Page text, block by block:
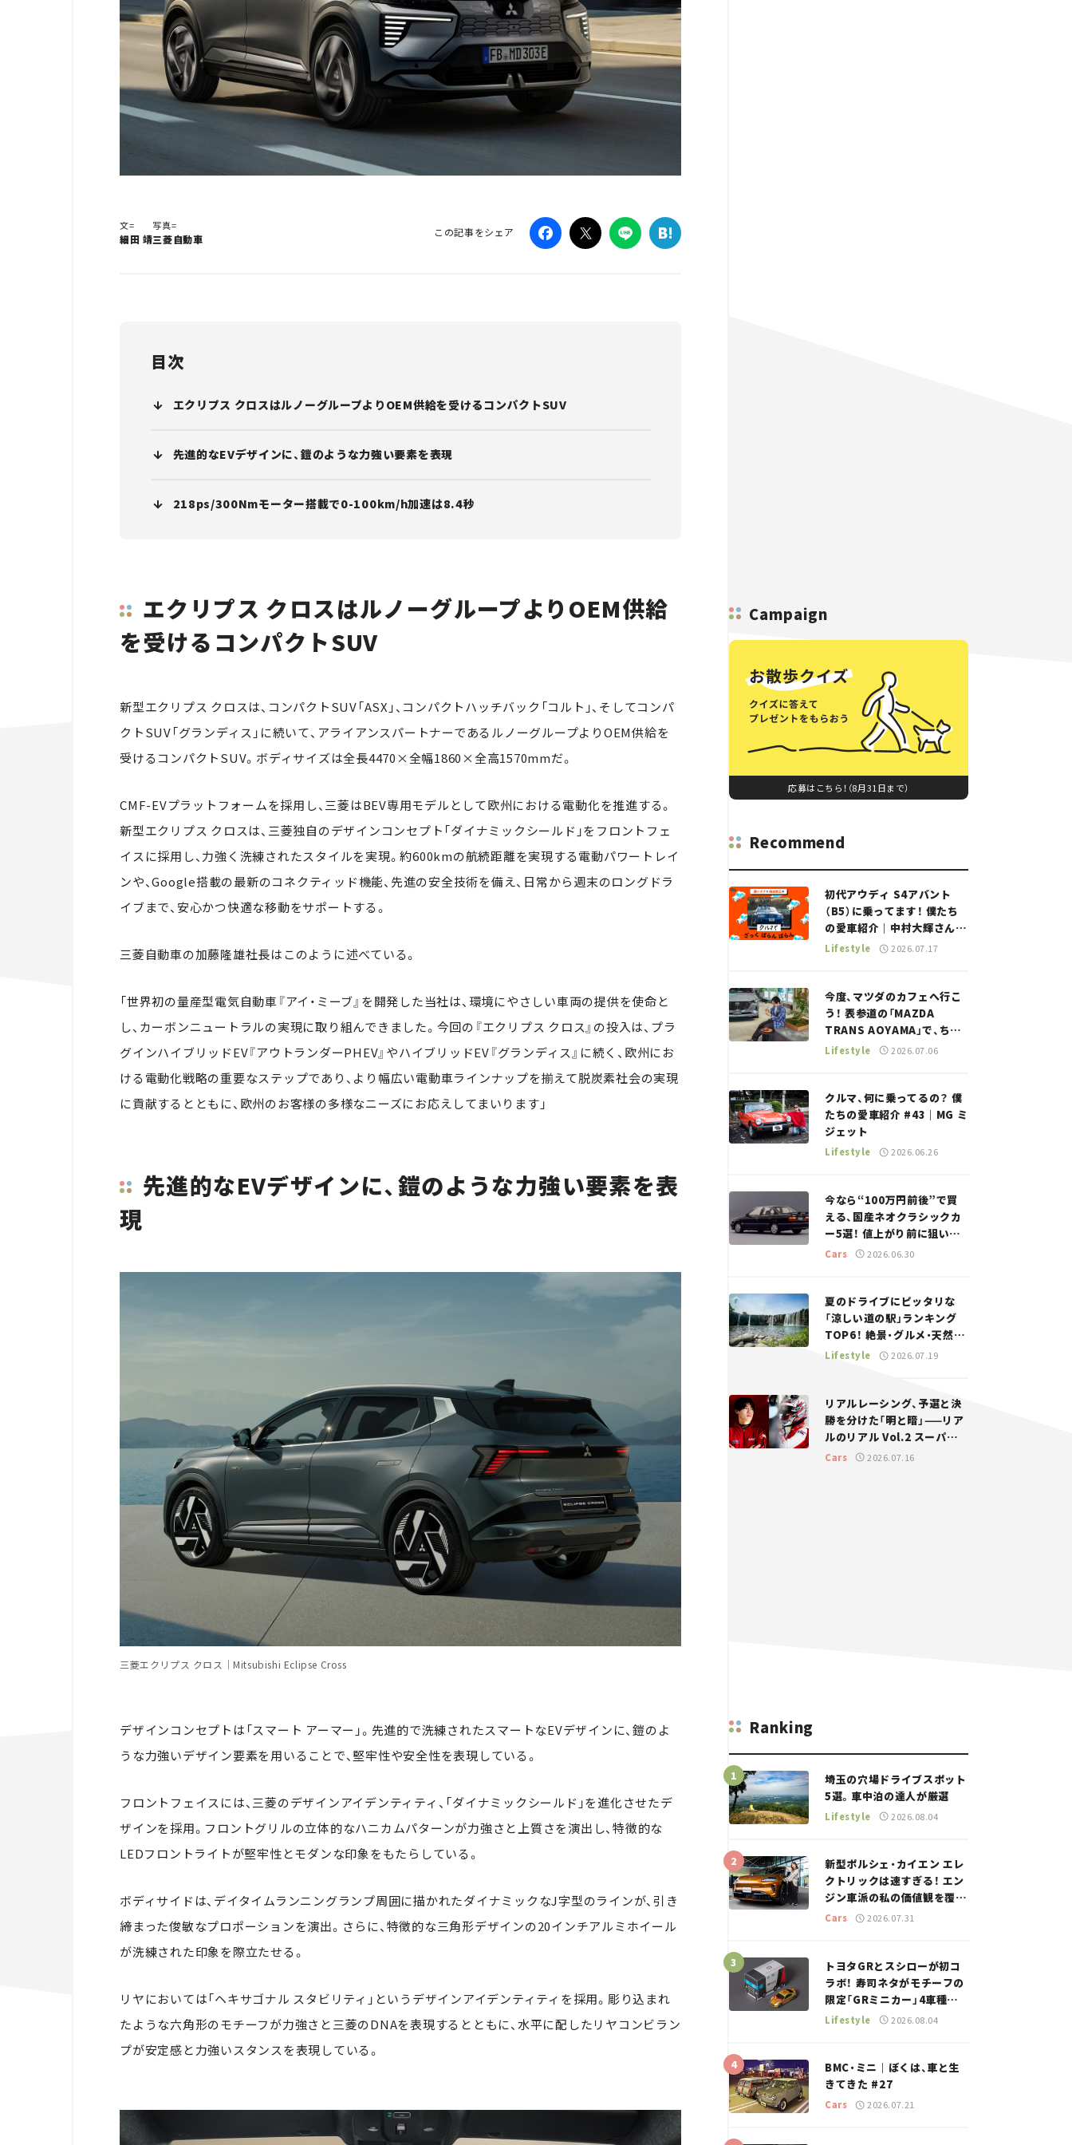
文=
細田 靖
写真=
三菱自動車
この記事をシェア
目次
エクリプス クロスはルノーグループよりOEM供給を受けるコンパクトSUV
先進的なEVデザインに、鎧のような力強い要素を表現
218ps/300Nmモーター搭載で0-100km/h加速は8.4秒
エクリプス クロスはルノーグループよりOEM供給
を受けるコンパクトSUV
新型エクリプス クロスは、コンパクトSUV「ASX」、コンパクトハッチバック「コルト」、そしてコンパ
クトSUV「グランディス」に続いて、アライアンスパートナーであるルノーグループよりOEM供給を
受けるコンパクトSUV。ボディサイズは全長4470×全幅1860×全高1570mmだ。
CMF-EVプラットフォームを採用し、三菱はBEV専用モデルとして欧州における電動化を推進する。
新型エクリプス クロスは、三菱独自のデザインコンセプト「ダイナミックシールド」をフロントフェ
イスに採用し、力強く洗練されたスタイルを実現。約600kmの航続距離を実現する電動パワートレイ
ンや、Google搭載の最新のコネクティッド機能、先進の安全技術を備え、日常から週末のロングドラ
イブまで、安心かつ快適な移動をサポートする。
三菱自動車の加藤隆雄社長はこのように述べている。
「世界初の量産型電気自動車『アイ・ミーブ』を開発した当社は、環境にやさしい車両の提供を使命と
し、カーボンニュートラルの実現に取り組んできました。今回の『エクリプス クロス』の投入は、プラ
グインハイブリッドEV『アウトランダーPHEV』やハイブリッドEV『グランディス』に続く、欧州にお
ける電動化戦略の重要なステップであり、より幅広い電動車ラインナップを揃えて脱炭素社会の実現
に貢献するとともに、欧州のお客様の多様なニーズにお応えしてまいります」
先進的なEVデザインに、鎧のような力強い要素を表
現
三菱エクリプス クロス｜Mitsubishi Eclipse Cross
デザインコンセプトは「スマート アーマー」。先進的で洗練されたスマートなEVデザインに、鎧のよ
うな力強いデザイン要素を用いることで、堅牢性や安全性を表現している。
フロントフェイスには、三菱のデザインアイデンティティ、「ダイナミックシールド」を進化させたデ
ザインを採用。フロントグリルの立体的なハニカムパターンが力強さと上質さを演出し、特徴的な
LEDフロントライトが堅牢性とモダンな印象をもたらしている。
ボディサイドは、デイタイムランニングランプ周囲に描かれたダイナミックなJ字型のラインが、引き
締まった俊敏なプロポーションを演出。さらに、特徴的な三角形デザインの20インチアルミホイール
が洗練された印象を際立たせる。
リヤにおいては「ヘキサゴナル スタビリティ」というデザインアイデンティティを採用。彫り込まれ
たような六角形のモチーフが力強さと三菱のDNAを表現するとともに、水平に配したリヤコンビラン
プが安定感と力強いスタンスを表現している。
Campaign
応募はこちら！（8月31日まで）
Recommend
初代アウディ S4アバント
（B5）に乗ってます！ 僕たち
の愛車紹介｜中村大輝さん
——瀬イオナと嶋田智之の
Lifestyle 2026.07.17
今度、マツダのカフェへ行こ
う！ 表参道の「MAZDA
TRANS AOYAMA」で、ちょ
っとひと息。——連載｜CCG
Lifestyle 2026.07.06
クルマ、何に乗ってるの？ 僕
たちの愛車紹介 #43｜MG ミ
ジェット
Lifestyle 2026.06.26
今なら“100万円前後”で買
える、国産ネオクラシックカ
ー5選！ 値上がり前に狙いた
い、中古車探しをお手伝い――ち
Cars 2026.06.30
夏のドライブにピッタリな
「涼しい道の駅」ランキング
TOP6！ 絶景・グルメ・天然ク
ーラーなど、避暑におすすめ
Lifestyle 2026.07.19
リアルレーシング、予選と決
勝を分けた「明と暗」——リア
ルのリアル Vol.2 スーパー
GT 2026開幕戦 岡山国際サ
Cars 2026.07.16
Ranking
埼玉の穴場ドライブスポット
5選。車中泊の達人が厳選
Lifestyle 2026.08.04
新型ポルシェ・カイエン エレ
クトリックは速すぎる！ エン
ジン車派の私の価値観を覆し
た、新しいポルシェの走り。
Cars 2026.07.31
トヨタGRとスシローが初コ
ラボ！ 寿司ネタがモチーフの
限定「GRミニカー」4車種が
登場。入手方法は？【クルマ
Lifestyle 2026.08.04
BMC・ミニ｜ぼくは、車と生
きてきた #27
Cars 2026.07.21